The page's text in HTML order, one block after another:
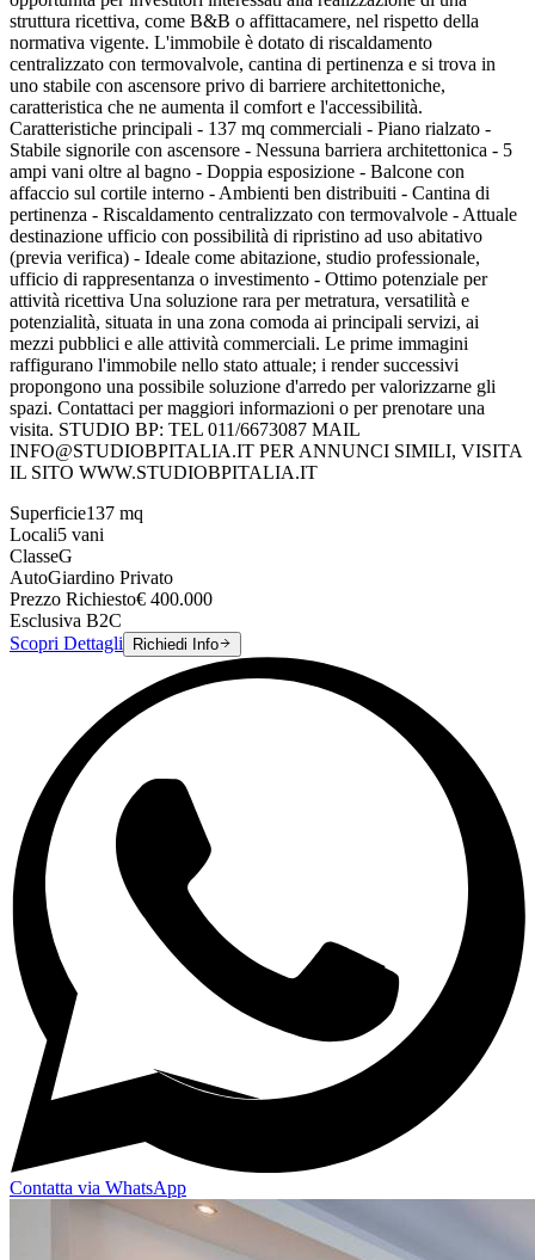
struttura ricettiva, come B&B o affittacamere, nel rispetto della
normativa vigente. L'immobile è dotato di riscaldamento
centralizzato con termovalvole, cantina di pertinenza e si trova in
uno stabile con ascensore privo di barriere architettoniche,
caratteristica che ne aumenta il comfort e l'accessibilità.
Caratteristiche principali - 137 mq commerciali - Piano rialzato -
Stabile signorile con ascensore - Nessuna barriera architettonica - 5
ampi vani oltre al bagno - Doppia esposizione - Balcone con
affaccio sul cortile interno - Ambienti ben distribuiti - Cantina di
pertinenza - Riscaldamento centralizzato con termovalvole - Attuale
destinazione ufficio con possibilità di ripristino ad uso abitativo
(previa verifica) - Ideale come abitazione, studio professionale,
ufficio di rappresentanza o investimento - Ottimo potenziale per
attività ricettiva Una soluzione rara per metratura, versatilità e
potenzialità, situata in una zona comoda ai principali servizi, ai
mezzi pubblici e alle attività commerciali. Le prime immagini
raffigurano l'immobile nello stato attuale; i render successivi
propongono una possibile soluzione d'arredo per valorizzarne gli
spazi. Contattaci per maggiori informazioni o per prenotare una
visita. STUDIO BP: TEL 011/6673087 MAIL
INFO@STUDIOBPITALIA.IT PER ANNUNCI SIMILI, VISITA
IL SITO WWW.STUDIOBPITALIA.IT
Superficie137 mq
Locali5 vani
ClasseG
AutoGiardino Privato
Prezzo Richiesto€ 400.000
Esclusiva B2C
Scopri Dettagli
Richiedi Info
Contatta via WhatsApp